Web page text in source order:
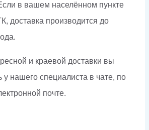
в вашем населённом пункте
доставка производится до
и краевой доставки вы
у нашего специалиста в чате, по
почте.